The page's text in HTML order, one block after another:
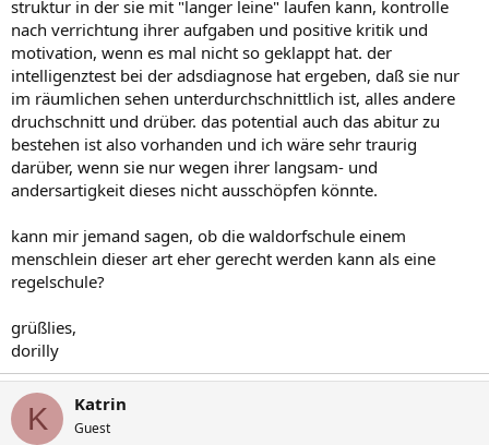
struktur in der sie mit "langer leine" laufen kann, kontrolle
nach verrichtung ihrer aufgaben und positive kritik und
motivation, wenn es mal nicht so geklappt hat. der
intelligenztest bei der adsdiagnose hat ergeben, daß sie nur
im räumlichen sehen unterdurchschnittlich ist, alles andere
druchschnitt und drüber. das potential auch das abitur zu
bestehen ist also vorhanden und ich wäre sehr traurig
darüber, wenn sie nur wegen ihrer langsam- und
andersartigkeit dieses nicht ausschöpfen könnte.
kann mir jemand sagen, ob die waldorfschule einem
menschlein dieser art eher gerecht werden kann als eine
regelschule?
grüßlies,
dorilly
K Katrin
Guest